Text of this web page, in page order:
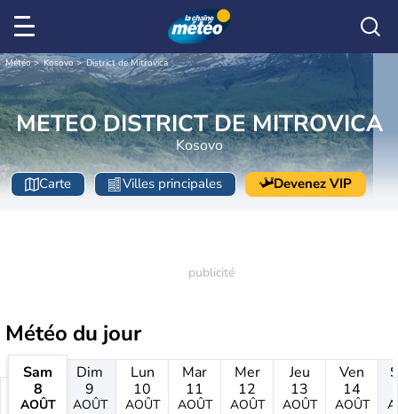
Météo Kosovo District de Mitrovica
METEO DISTRICT DE MITROVICA
Kosovo
Carte Villes principales Devenez VIP
Météo du jour
Sam
8
AOÛT
Dim
9
AOÛT
Lun
10
AOÛT
Mar
11
AOÛT
Mer
12
AOÛT
Jeu
13
AOÛT
Ven
14
AOÛT